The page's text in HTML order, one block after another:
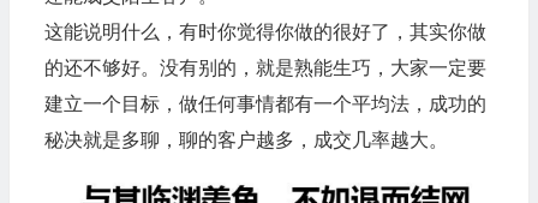
这能说明什么，有时你觉得你做的很好了，其实你做
的还不够好。没有别的，就是熟能生巧，大家一定要
建立一个目标，做任何事情都有一个平均法，成功的
秘决就是多聊，聊的客户越多，成交几率越大。